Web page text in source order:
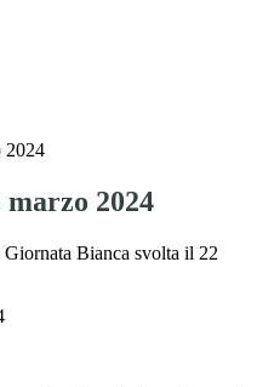
2024
2024
Bianca svolta il 22